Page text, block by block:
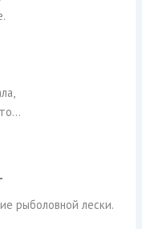
рыболовной лески.